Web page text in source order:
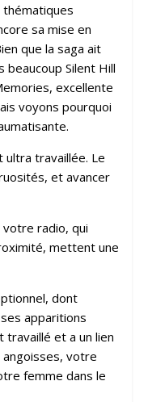
sa mise en
que la saga ait
beaucoup Silent Hill
excellente
voyons pourquoi
ultra travaillée. Le
et avancer
radio, qui
mettent une
dont
apparitions
et a un lien
votre
femme dans le